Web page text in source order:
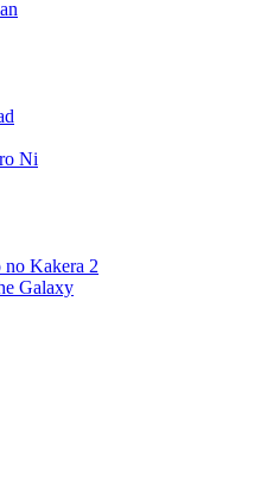
Ni
Kakera 2
Galaxy